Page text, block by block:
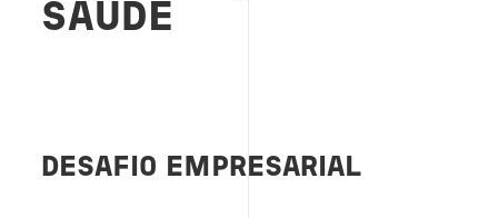
SAÚDE
DESAFIO EMPRESARIAL